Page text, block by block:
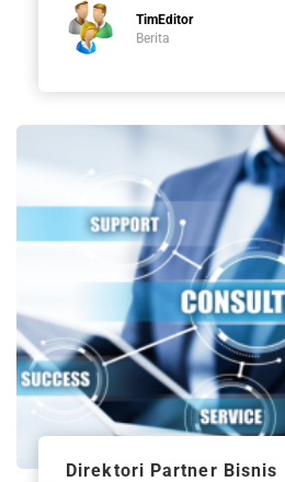
TimEditor
Berita
Direktori Partner Bisnis